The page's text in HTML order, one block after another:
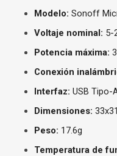
Modelo: Sonoff
Voltaje nominal: 5-
Potencia máxima:
Conexión
Interfaz: USB Tipo-
Dimensiones:
Peso: 17.6g
Temperatura de